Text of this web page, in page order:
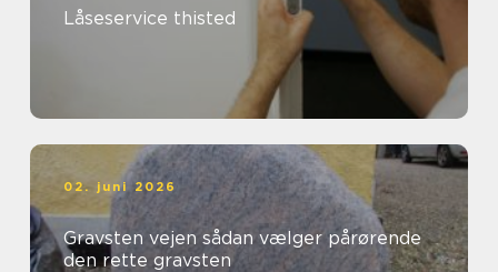
Låseservice thisted
02. juni 2026
Gravsten vejen sådan vælger pårørende
den rette gravsten